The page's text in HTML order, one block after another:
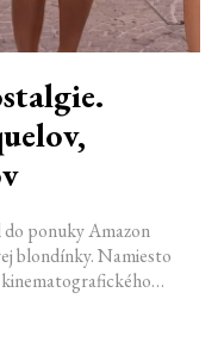
ponuky Amazon
blondínky. Namiesto
zaplavili kiná i